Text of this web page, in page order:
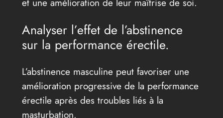
Analyser l’effet de l’abstinence
sur la performance érectile.
L’abstinence masculine peut favoriser une
amélioration progressive de la performance
érectile après des troubles liés à la
masturbation.